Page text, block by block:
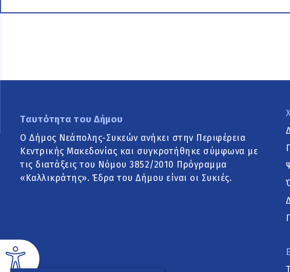
Ταυτότητα του Δήμου
Ο Δήμος Νεάπολης-Συκεών ανήκει στην Περιφέρεια
Κεντρικής Μακεδονίας και συγκροτήθηκε σύμφωνα με
τις διατάξεις του Νόμου 3852/2010 Πρόγραμμα
«Καλλικράτης». Έδρα του Δήμου είναι οι Συκιές.